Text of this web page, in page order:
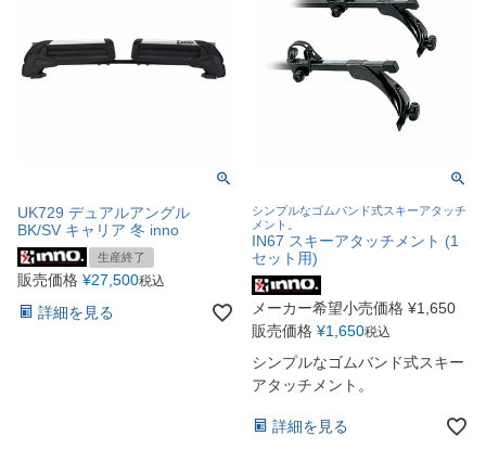
UK729 デュアルアングル
BK/SV キャリア 冬 inno
生産終了
販売価格 ¥27,500税込
詳細を見る
シンプルなゴムバンド式スキーアタッチ
メント。
IN67 スキーアタッチメント (1
セット用)
メーカー希望小売価格 ¥1,650
販売価格 ¥1,650税込
シンプルなゴムバンド式スキー
アタッチメント。
詳細を見る